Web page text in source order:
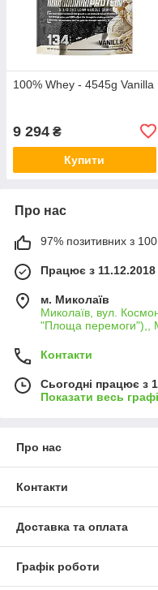
100% Whey - 4545g Vanilla
9 294 ₴
Купити
Про нас
97% позитивних з 100
Працює з 11.12.2018
м. Миколаїв
Миколаїв, вул.
"Площа перемоги"),,
Контакти
Сьогодні працює з
Показати весь
Про нас
Контакти
Доставка та оплата
Графік роботи